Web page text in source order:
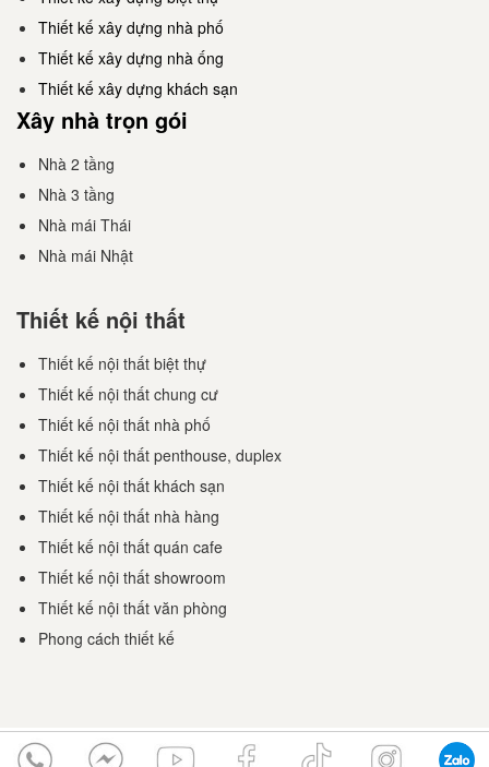
Thiết kế xây dựng nhà phố
Thiết kế xây dựng nhà ống
Thiết kế xây dựng khách sạn
Xây nhà trọn gói
Nhà 2 tầng
Nhà 3 tầng
Nhà mái Thái
Nhà mái Nhật
Thiết kế nội thất
Thiết kế nội thất biệt thự
Thiết kế nội thất chung cư
Thiết kế nội thất nhà phố
Thiết kế nội thất penthouse, duplex
Thiết kế nội thất khách sạn
Thiết kế nội thất nhà hàng
Thiết kế nội thất quán cafe
Thiết kế nội thất showroom
Thiết kế nội thất văn phòng
Phong cách thiết kế